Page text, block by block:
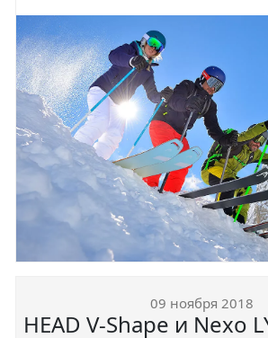
09 ноября 2018
HEAD V-Shape и Nexo